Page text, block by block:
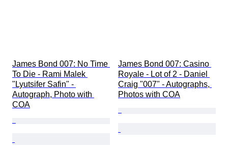
James Bond 007: No Time
To Die - Rami Malek
"Lyutsifer Safin" -
Autograph, Photo with
COA
James Bond 007: Casino
Royale - Lot of 2 - Daniel
Craig "007" - Autographs,
Photos with COA